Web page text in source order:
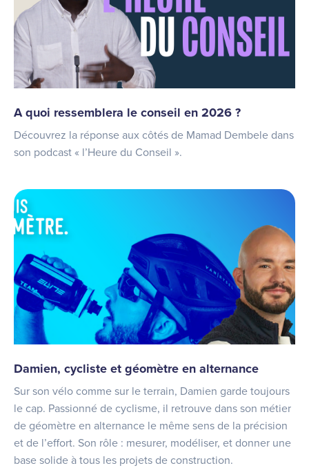
A quoi ressemblera le conseil en 2026 ?
Découvrez la réponse aux côtés de Mamad Dembele dans
son podcast « l’Heure du Conseil ».
Damien, cycliste et géomètre en alternance
Sur son vélo comme sur le terrain, Damien garde toujours
le cap. Passionné de cyclisme, il retrouve dans son métier
de géomètre en alternance le même sens de la précision
et de l’effort. Son rôle : mesurer, modéliser, et donner une
base solide à tous les projets de construction.